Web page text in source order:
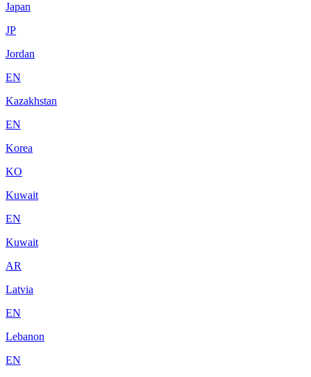
Japan
JP
Jordan
EN
Kazakhstan
EN
Korea
KO
Kuwait
EN
Kuwait
AR
Latvia
EN
Lebanon
EN